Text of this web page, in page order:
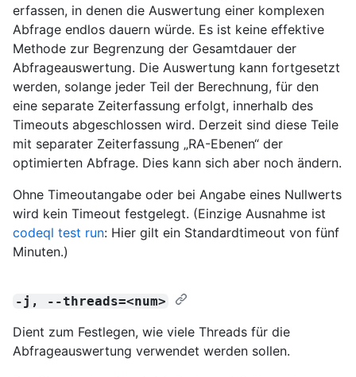
erfassen, in denen die Auswertung einer komplexen
Abfrage endlos dauern würde. Es ist keine effektive
Methode zur Begrenzung der Gesamtdauer der
Abfrageauswertung. Die Auswertung kann fortgesetzt
werden, solange jeder Teil der Berechnung, für den
eine separate Zeiterfassung erfolgt, innerhalb des
Timeouts abgeschlossen wird. Derzeit sind diese Teile
mit separater Zeiterfassung „RA-Ebenen“ der
optimierten Abfrage. Dies kann sich aber noch ändern.
Ohne Timeoutangabe oder bei Angabe eines Nullwerts
wird kein Timeout festgelegt. (Einzige Ausnahme ist
codeql test run: Hier gilt ein Standardtimeout von fünf
Minuten.)
-j, --threads=<num>
Dient zum Festlegen, wie viele Threads für die
Abfrageauswertung verwendet werden sollen.